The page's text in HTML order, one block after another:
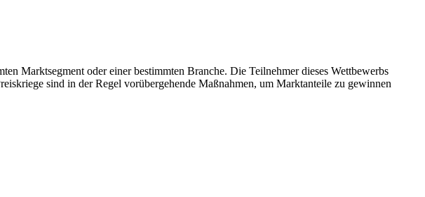
Marktsegment oder einer bestimmten Branche. Die Teilnehmer dieses Wettbewerbs
sind in der Regel vorübergehende Maßnahmen, um Marktanteile zu gewinnen